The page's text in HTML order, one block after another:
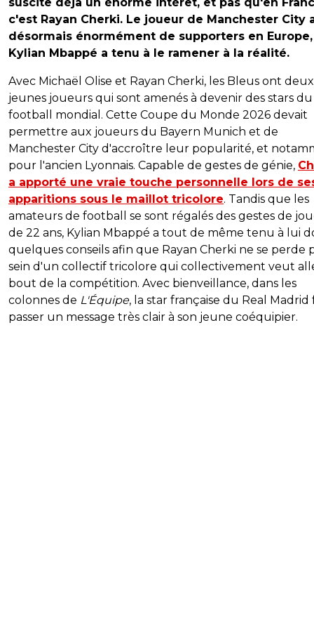
c'est Rayan Cherki. Le joueur de Manchester City
désormais énormément de supporters en
Kylian Mbappé a tenu à le ramener à la réalité.
Avec Michaël Olise et Rayan Cherki, les Bleus ont deux
jeunes joueurs qui sont amenés à devenir des stars du
football mondial. Cette Coupe du Monde 2026 devait
permettre aux joueurs du Bayern Munich et de
Manchester City d'accroître leur popularité, et
pour l'ancien Lyonnais. Capable de gestes de génie,
a apporté une vraie touche personnelle lors de
apparitions sous le maillot tricolore. Tandis que les
amateurs de football se sont régalés des gestes de
de 22 ans, Kylian Mbappé a tout de même tenu à lui
quelques conseils afin que Rayan Cherki ne se perde
sein d'un collectif tricolore qui collectivement veut
bout de la compétition. Avec bienveillance, dans les
colonnes de L'Équipe, la star française du Real Madrid
passer un message très clair à son jeune coéquipier.